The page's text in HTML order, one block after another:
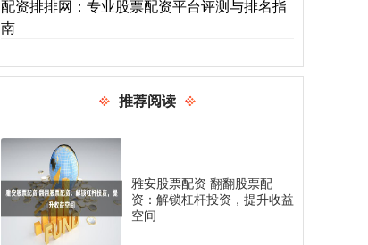
配资排排网：专业股票配资平台评测与排名指
南
推荐阅读
雅安股票配资 翻翻股票配
资：解锁杠杆投资，提升收益
空间